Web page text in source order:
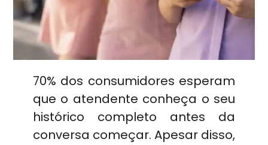
70% dos consumidores esperam
que o atendente conheça o seu
histórico completo antes da
conversa começar. Apesar disso,